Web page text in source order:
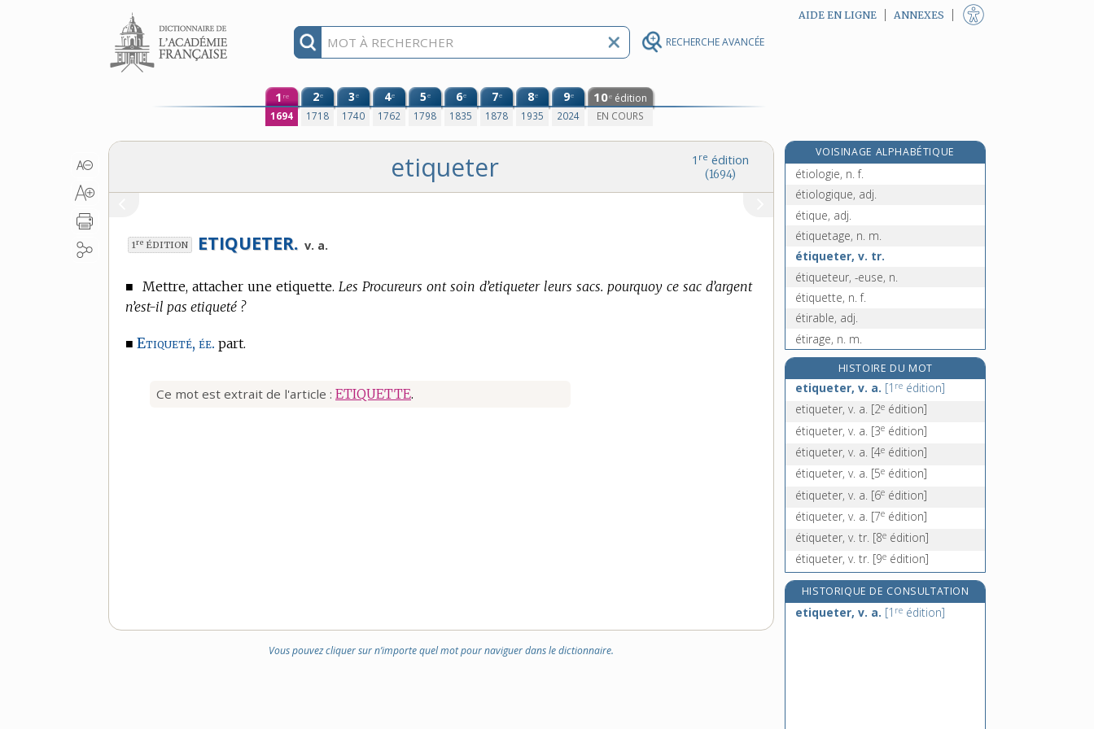
RECHERCHE AVANCÉE
Aller au contenu AIDE EN LIGNE ANNEXES
1 re
1694
2e
1718
3e
1740
4e
1762
5e
1798
6e
1835
7e
1878
8e
1935
9e
2024
10e édition
EN COURS
1 re édition
(1694)
etiqueter
1re ÉDITION ETIQUETER. v. a.
■ Mettre, attacher une etiquette. Les Procureurs ont soin d’etiqueter leurs sacs. pourquoy ce sac d’argent
n’est-il pas etiqueté ?
■ Etiqueté, ée. part.
Ce mot est extrait de l'article : ETIQUETTE.
Vous pouvez cliquer sur n’importe quel mot pour naviguer dans le dictionnaire.
VOISINAGE ALPHABÉTIQUE
étioler, v. tr.
étiologie, n. f.
étiologique, adj.
étique, adj.
étiquetage, n. m.
étiqueter, v. tr.
étiqueteur, -euse, n.
étiquette, n. f.
étirable, adj.
étirage, n. m.
étiré, -ée, adj.
étirement, n. m.
étireur, -euse, adj.
étisie, n. f.
HISTOIRE DU MOT
etiqueter, v. a. [1 re édition]
etiqueter, v. a. [2e édition]
étiqueter, v. a. [3e édition]
étiqueter, v. a. [4e édition]
étiqueter, v. a. [5e édition]
étiqueter, v. a. [6e édition]
étiqueter, v. a. [7e édition]
étiqueter, v. tr. [8e édition]
étiqueter, v. tr. [9e édition]
HISTORIQUE DE CONSULTATION
etiqueter, v. a. [1 re édition]